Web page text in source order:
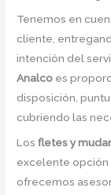
Tenemos en
cliente,
intención del
Analco es
disposición,
cubriendo las
Losfletes y
excelente opción
ofrecemos